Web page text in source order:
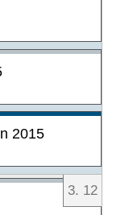
2015
3. 12